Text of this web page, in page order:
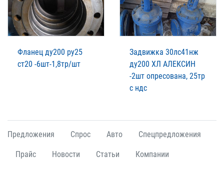
Фланец ду200 ру25
ст20 -6шт-1,8тр/шт
Задвижка 30лс41нж
ду200 ХЛ АЛЕКСИН
-2шт опресована, 25тр
с ндс
Предложения Спрос Авто Спецпредложения
Прайс Новости Статьи Компании